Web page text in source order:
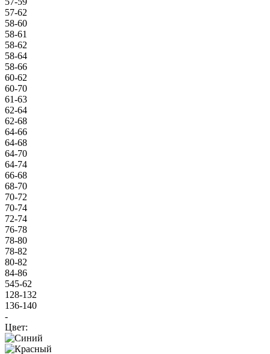
57-62
58-60
58-61
58-62
58-64
58-66
60-62
60-70
61-63
62-64
62-68
64-66
64-68
64-70
64-74
66-68
68-70
70-72
70-74
72-74
76-78
78-80
78-82
80-82
84-86
545-62
128-132
136-140
-
Цвет: